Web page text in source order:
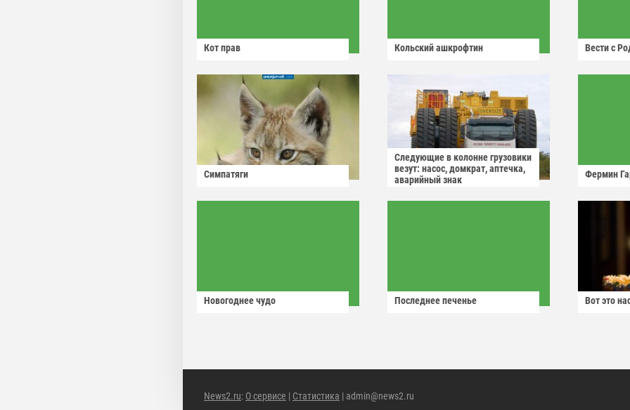
Кот прав Кольский ашкрофтин Вести с
Симпатяги
Следующие в колонне грузовики
везут: насос, домкрат, аптечка,
аварийный знак
Фермин
Новогоднее чудо Последнее печенье Вот это
News2.ru: О сервисе | Статистика | admin@news2.ru